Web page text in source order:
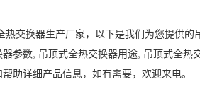
交换器生产厂家，以下是我们为您提供
参数, 吊顶式全热交换器用途, 吊顶式全
助详细产品信息，如有需要，欢迎来电。